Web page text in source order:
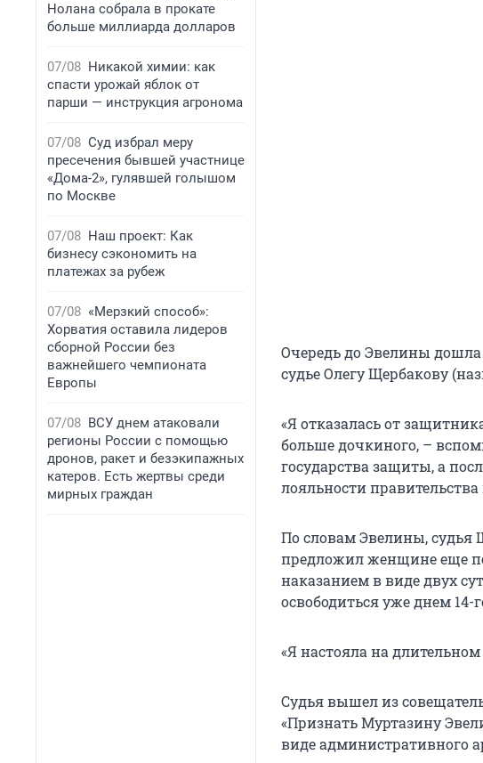
Нолана собрала в прокате
больше миллиарда долларов
07/08 Никакой химии: как
спасти урожай яблок от
парши — инструкция агронома
07/08 Суд избрал меру
пресечения бывшей участнице
«Дома-2», гулявшей голышом
по Москве
07/08 Наш проект: Как
бизнесу сэкономить на
платежах за рубеж
07/08 «Мерзкий способ»:
Хорватия оставила лидеров
сборной России без
важнейшего чемпионата
Европы
07/08 ВСУ днем атаковали
регионы России с помощью
дронов, ракет и безэкипажных
катеров. Есть жертвы среди
мирных граждан
Очередь до Эвелины
судье Олегу Щербакову
«Я отказалась от
больше дочкиного, –
государства защиты, а
лояльности правительства
По словам Эвелины, судья
предложил женщине еще
наказанием в виде двух
освободиться уже днем 14-
«Я настояла на
Судья вышел из
«Признать Муртазину
виде административного